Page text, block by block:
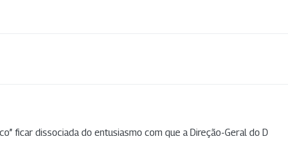
ficar dissociada do entusiasmo com que a Direção-Geral do D